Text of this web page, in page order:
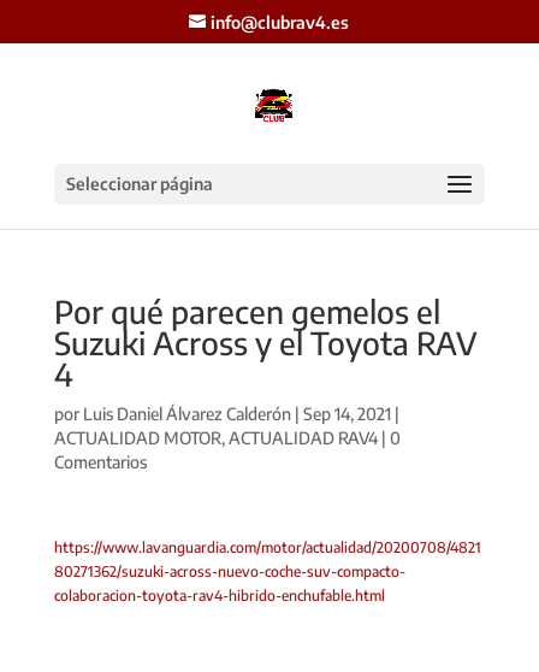
info@clubrav4.es
Seleccionar página
Por qué parecen gemelos el
Suzuki Across y el Toyota RAV
4
por Luis Daniel Álvarez Calderón| Sep 14, 2021|
ACTUALIDAD MOTOR,ACTUALIDAD RAV4| 0
Comentarios
https://www.lavanguardia.com/motor/actualidad/20200708/4821
80271362/suzuki-across-nuevo-coche-suv-compacto-
colaboracion-toyota-rav4-hibrido-enchufable.html